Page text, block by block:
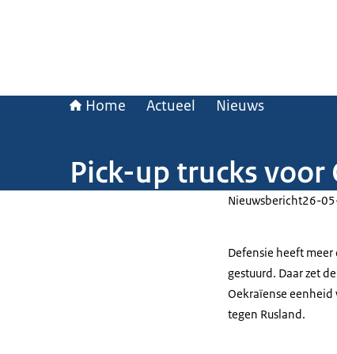
Home Actueel Nieuws
Pick-up trucks voor
Nieuwsbericht26-
Defensie heeft
gestuurd. Daar zet de
Oekraïense
tegen Rusland.